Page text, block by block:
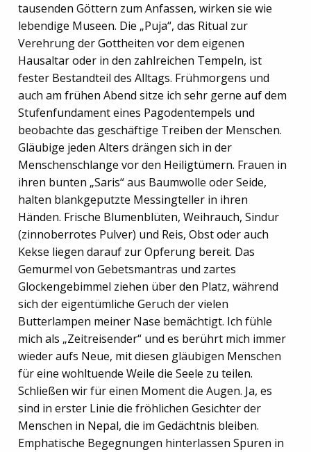
tausenden Göttern zum Anfassen, wirken sie wie
lebendige Museen. Die „Puja“, das Ritual zur
Verehrung der Gottheiten vor dem eigenen
Hausaltar oder in den zahlreichen Tempeln, ist
fester Bestandteil des Alltags. Frühmorgens und
auch am frühen Abend sitze ich sehr gerne auf dem
Stufenfundament eines Pagodentempels und
beobachte das geschäftige Treiben der Menschen.
Gläubige jeden Alters drängen sich in der
Menschenschlange vor den Heiligtümern. Frauen in
ihren bunten „Saris“ aus Baumwolle oder Seide,
halten blankgeputzte Messingteller in ihren
Händen. Frische Blumenblüten, Weihrauch, Sindur
(zinnoberrotes Pulver) und Reis, Obst oder auch
Kekse liegen darauf zur Opferung bereit. Das
Gemurmel von Gebetsmantras und zartes
Glockengebimmel ziehen über den Platz, während
sich der eigentümliche Geruch der vielen
Butterlampen meiner Nase bemächtigt. Ich fühle
mich als „Zeitreisender“ und es berührt mich immer
wieder aufs Neue, mit diesen gläubigen Menschen
für eine wohltuende Weile die Seele zu teilen.
Schließen wir für einen Moment die Augen. Ja, es
sind in erster Linie die fröhlichen Gesichter der
Menschen in Nepal, die im Gedächtnis bleiben.
Emphatische Begegnungen hinterlassen Spuren in